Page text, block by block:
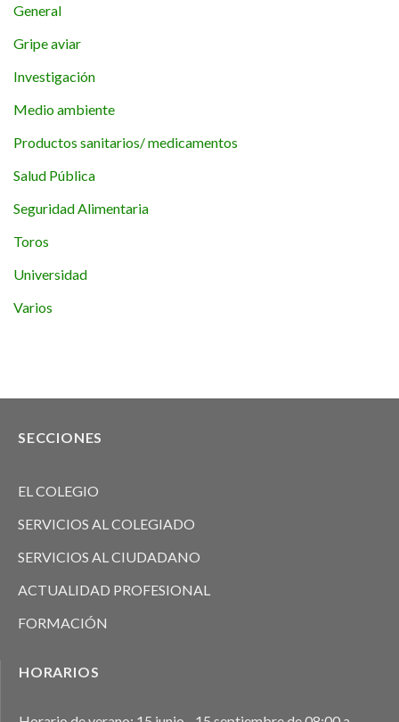
General
Gripe aviar
Investigación
Medio ambiente
Productos sanitarios/ medicamentos
Salud Pública
Seguridad Alimentaria
Toros
Universidad
Varios
SECCIONES
EL COLEGIO
SERVICIOS AL COLEGIADO
SERVICIOS AL CIUDADANO
ACTUALIDAD PROFESIONAL
FORMACIÓN
HORARIOS